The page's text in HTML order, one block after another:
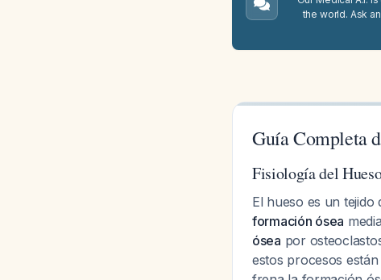
the world. Ask
Guía Completa
Fisiología del
El hueso es un
formación ósea
ósea por
estos procesos